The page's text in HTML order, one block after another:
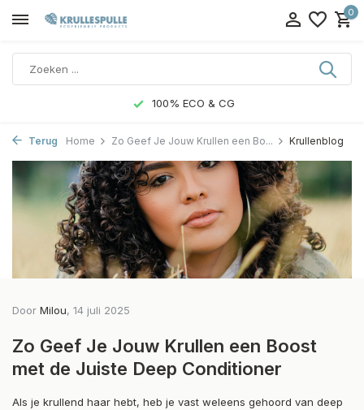
0
100% ECO & CG
Terug Home Zo Geef Je Jouw Krullen een Bo... Krullenblog
Door Milou, 14 juli 2025
Zo Geef Je Jouw Krullen een Boost
met de Juiste Deep Conditioner
Als je krullend haar hebt, heb je vast weleens gehoord van deep